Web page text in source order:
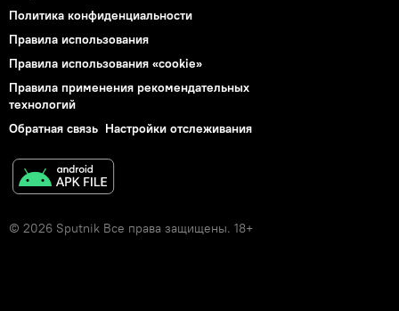
Политика конфиденциальности
Правила использования
Правила использования «cookie»
Правила применения рекомендательных
технологий
Обратная связь Настройки отслеживания
© 2026 Sputnik Все права защищены. 18+